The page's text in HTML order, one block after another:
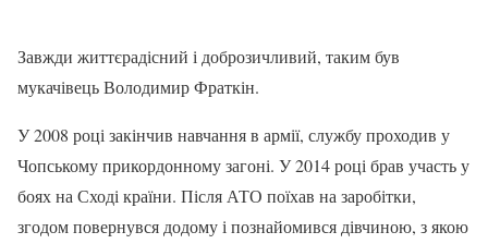
Завжди життєрадісний і доброзичливий, таким був
мукачівець Володимир Фраткін.
У 2008 році закінчив навчання в армії, службу проходив у
Чопському прикордонному загоні. У 2014 році брав участь у
боях на Сході країни. Після АТО поїхав на заробітки,
згодом повернувся додому і познайомився дівчиною, з якою